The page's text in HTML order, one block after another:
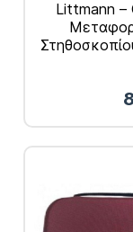
Littmann –